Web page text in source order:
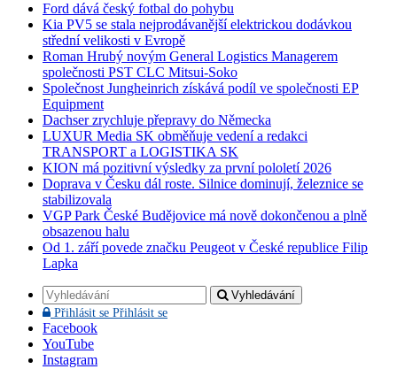
Ford dává český fotbal do pohybu
Kia PV5 se stala nejprodávanější elektrickou dodávkou
střední velikosti v Evropě
Roman Hrubý novým General Logistics Managerem
společnosti PST CLC Mitsui-Soko
Společnost Jungheinrich získává podíl ve společnosti EP
Equipment
Dachser zrychluje přepravy do Německa
LUXUR Media SK obměňuje vedení a redakci
TRANSPORT a LOGISTIKA SK
KION má pozitivní výsledky za první pololetí 2026
Doprava v Česku dál roste. Silnice dominují, železnice se
stabilizovala
VGP Park České Budějovice má nově dokončenou a plně
obsazenou halu
Od 1. září povede značku Peugeot v České republice Filip
Lapka
Vyhledávání
Přihlásit se Přihlásit se
Facebook
YouTube
Instagram